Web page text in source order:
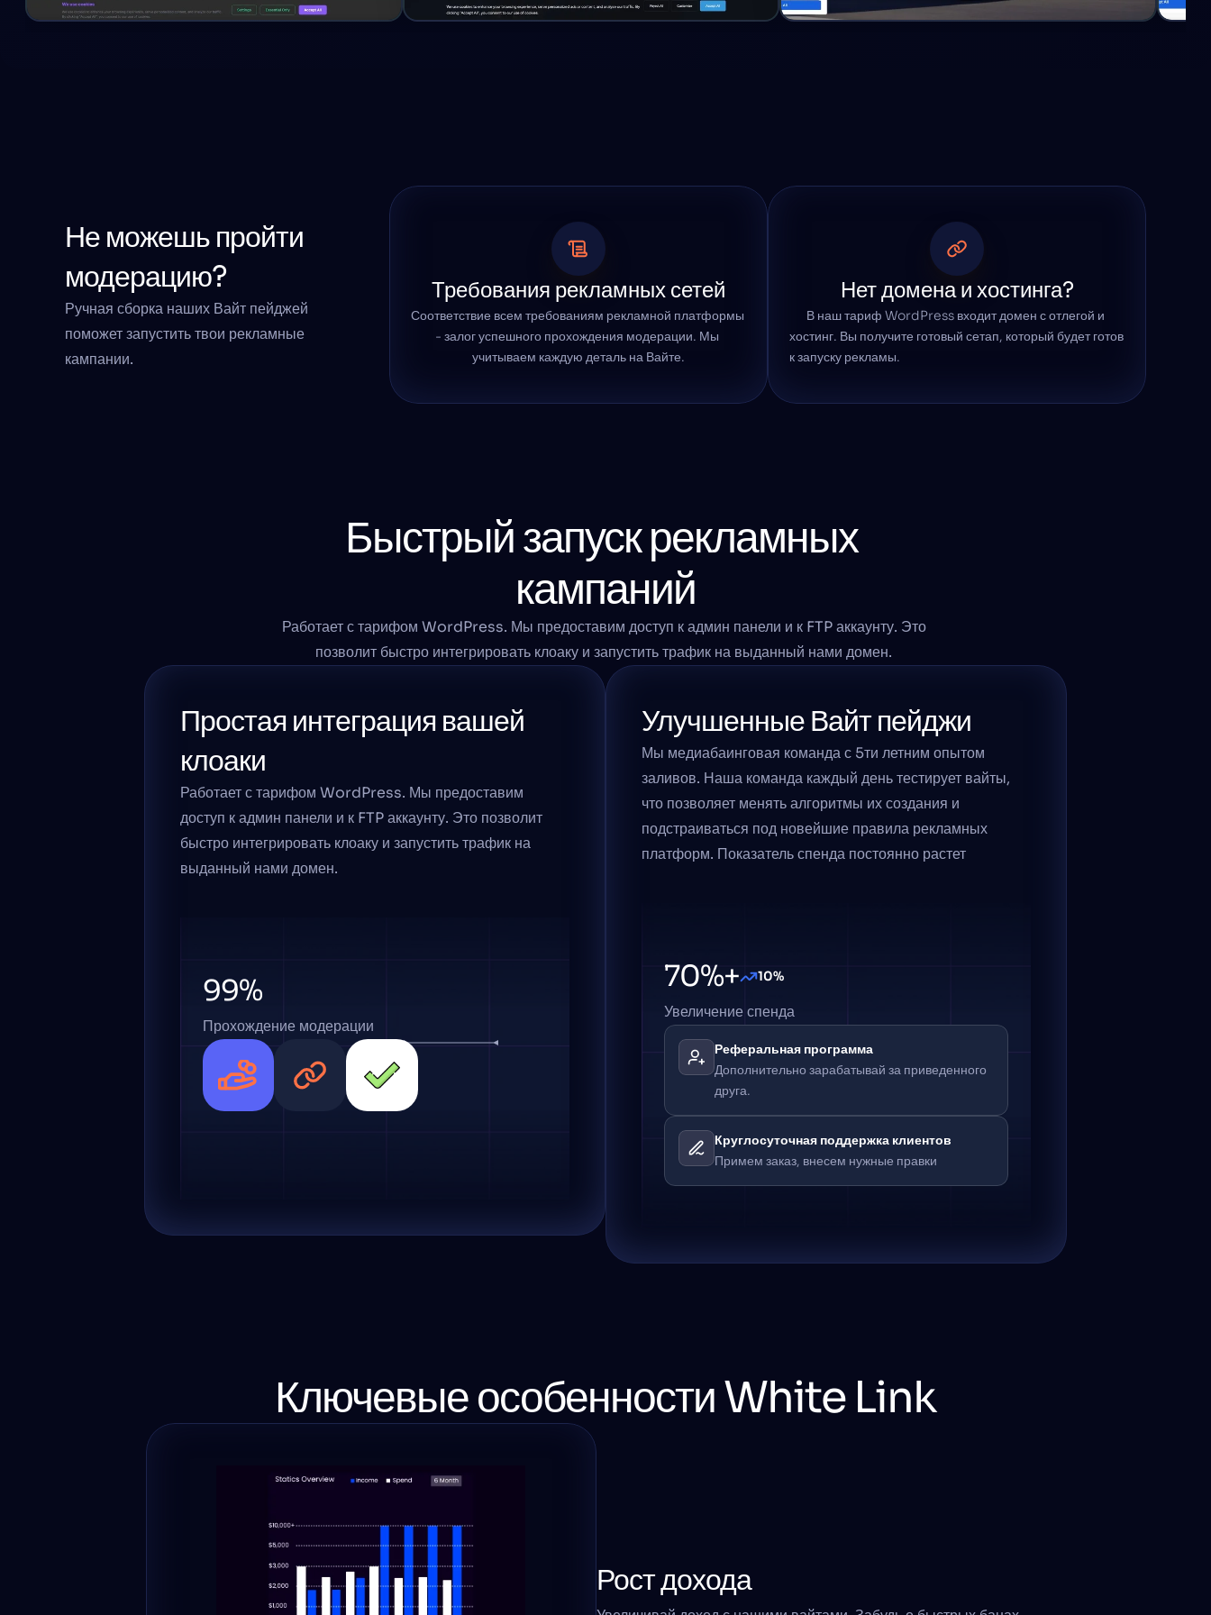
Не можешь пройти
модерацию?
Ручная сборка наших Вайт пейджей
поможет запустить твои рекламные
кампании.
Требования рекламных сетей
Соответствие всем требованиям рекламной платформы
- залог успешного прохождения модерации. Мы
учитываем каждую деталь на Вайте.
Нет домена и хостинга?
В наш тариф WordPress входит домен с отлегой и
хостинг. Вы получите готовый сетап, который будет готов
Быстрый запуск рекламных
кампаний
Работает с тарифом WordPress. Мы предоставим доступ к админ панели и к FTP аккаунту. Это
позволит быстро интегрировать клоаку и запустить трафик на выданный нами домен.
Простая интеграция вашей
клоаки
Работает с тарифом WordPress. Мы предоставим
доступ к админ панели и к FTP аккаунту. Это позволит
быстро интегрировать клоаку и запустить трафик на
выданный нами домен.
99%
Прохождение модерации
Улучшенные Вайт пейджи
Мы медиабаинговая команда с 5ти летним опытом
заливов. Наша команда каждый день тестирует вайты,
что позволяет менять алгоритмы их создания и
подстраиваться под новейшие правила рекламных
платформ. Показатель спенда постоянно растет
70%+ 10%
Увеличение спенда
Реферальная программа
Дополнительно зарабатывай за приведенного
друга.
Круглосуточная поддержка клиентов
Примем заказ, внесем нужные правки
Ключевые особенности White Link
Рост дохода